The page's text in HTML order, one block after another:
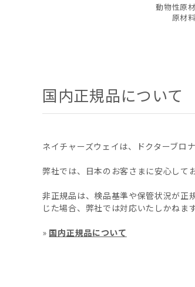
動物性原
原材
国内正規品について
ネイチャーズウェイは、ドクターブロ
弊社では、日本のお客さまに安心して
非正規品は、検品基準や保管状況が正
じた場合、弊社では対応いたしかねま
» 国内正規品について